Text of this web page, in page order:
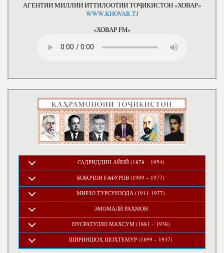
АГЕНТИИ МИЛЛИИ ИТТИЛООТИИ ТОҶИКИСТОН «ХОВАР»
WWW.KHOVAR.TJ
«ХОВАР FM»
САДРИДДИН АЙНӢ (1878 – 1954)
БОБОҶОН ҒАФУРОВ (1909 – 1977)
МИРЗО ТУРСУНЗОДА (1911-1977)
ЭМОМАЛӢ РАҲМОН
НУСРАТУЛЛО МАХСУМ (1881 – 1938)
ШИРИНШОҲ ШОҲТЕМУР (1899 – 1937)